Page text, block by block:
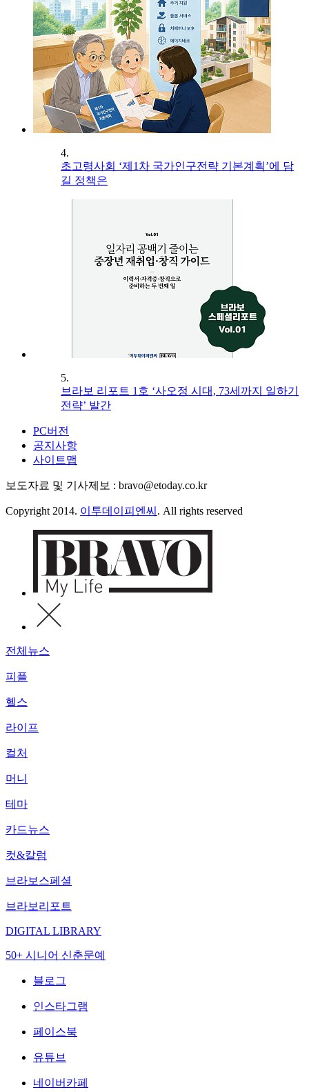
4.
초고령사회 ‘제1차 국가인구전략 기본계획’에 담
길 정책은
5.
브라보 리포트 1호 ‘사오정 시대, 73세까지 일하기
전략’ 발간
PC버전
공지사항
사이트맵
보도자료 및 기사제보 : bravo@etoday.co.kr
Copyright 2014. 이투데이피엔씨 . All rights reserved
전체뉴스
피플
헬스
라이프
컬처
머니
테마
카드뉴스
컷&칼럼
브라보스페셜
브라보리포트
DIGITAL LIBRARY
50+ 시니어 신춘문예
블로그
인스타그램
페이스북
유튜브
네이버카페